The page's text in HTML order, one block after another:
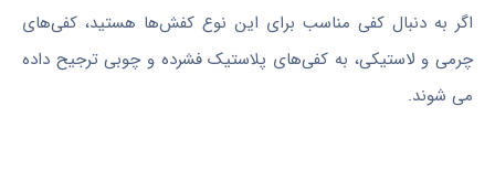
اگر به دنبال کفی مناسب برای این نوع کفش‌ها هستید، کفی‌های
چرمی و لاستیکی، به کفی‌های پلاستیک فشرده و چوبی ترجیح داده
می شوند.